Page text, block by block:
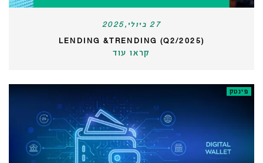
27 ביולי,2025
LENDING &TRENDING (Q2/2025)
קראו עוד
פינטק